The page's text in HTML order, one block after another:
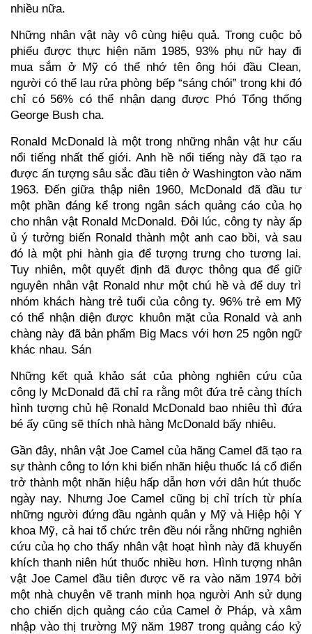
nhiều nữa.
Những nhân vật này vô cùng hiệu quả. Trong cuộc bỏ
phiếu được thực hiện năm 1985, 93% phụ nữ hay đi
mua sắm ở Mỹ có thể nhớ tên ông hói đầu Clean,
người có thể lau rửa phòng bếp “sáng chói” trong khi đó
chỉ có 56% có thể nhận dạng được Phó Tổng thống
George Bush cha.
Ronald McDonald là một trong những nhân vật hư cấu
nổi tiếng nhất thế giới. Anh hề nổi tiếng này đã tạo ra
được ấn tượng sâu sắc đầu tiên ở Washington vào năm
1963. Đến giữa thập niên 1960, McDonald đã đầu tư
một phần đáng kể trong ngân sách quảng cáo của họ
cho nhân vật Ronald McDonald. Đôi lúc, công ty này ấp
ủ ý tưởng biến Ronald thành một anh cao bồi, và sau
đó là một phi hành gia để tượng trưng cho tương lai.
Tuy nhiên, một quyết định đã được thông qua để giữ
nguyên nhân vật Ronald như một chú hề và để duy trì
nhóm khách hàng trẻ tuổi của công ty. 96% trẻ em Mỹ
có thể nhận diện được khuôn mặt của Ronald và anh
chàng này đã bản phẩm Big Macs với hơn 25 ngôn ngữ
khác nhau. Sán
Những kết quả khảo sát của phòng nghiên cứu của
công ly McDonald đã chỉ ra rằng một đứa trẻ càng thích
hình tượng chủ hệ Ronald McDonald bao nhiêu thì đứa
bé ấy cũng sẽ thích nhà hàng McDonald bấy nhiêu.
Gần đây, nhân vật Joe Camel của hãng Camel đã tạo ra
sự thành công to lớn khi biến nhãn hiệu thuốc lá cổ điển
trở thành một nhãn hiệu hấp dẫn hơn với dân hút thuốc
ngày nay. Nhưng Joe Camel cũng bị chỉ trích từ phía
những người đứng đầu ngành quân y Mỹ và Hiệp hội Y
khoa Mỹ, cả hai tổ chức trên đều nói rằng những nghiên
cứu của họ cho thấy nhân vật hoạt hình này đã khuyến
khích thanh niên hút thuốc nhiều hơn. Hình tượng nhân
vật Joe Camel đầu tiên được vẽ ra vào năm 1974 bởi
một nhà chuyên vẽ tranh minh họa người Anh sử dụng
cho chiến dịch quảng cáo của Camel ở Pháp, và xâm
nhập vào thị trường Mỹ năm 1987 trong quảng cáo kỷ